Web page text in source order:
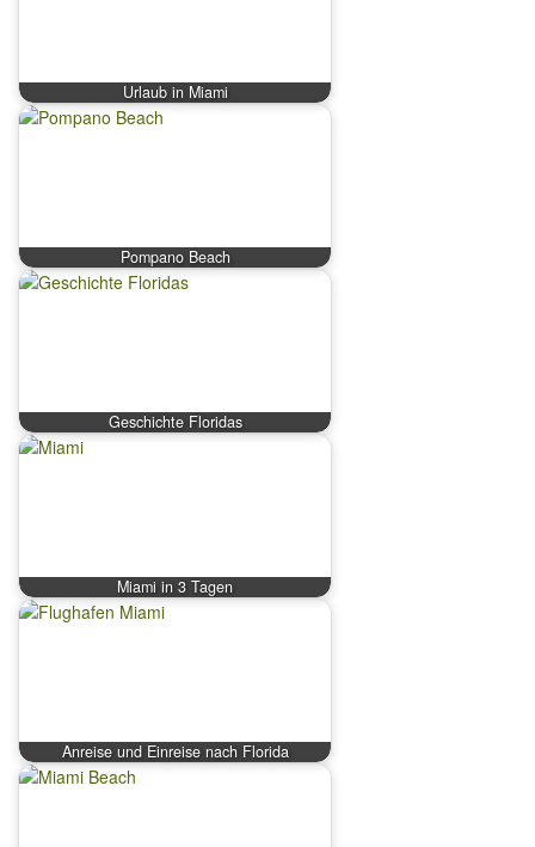
Urlaub in Miami
Pompano Beach
Geschichte Floridas
Miami in 3 Tagen
Anreise und Einreise nach Florida